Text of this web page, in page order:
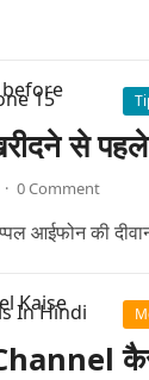
से पहले
· 0 Comment
आईफोन की
कैसे